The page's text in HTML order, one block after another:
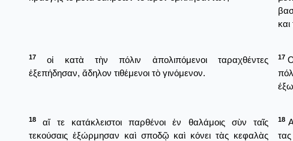
17
οἱ κατὰ τὴν πόλιν ἀπολιπόμενοι ταραχθέντες
ἐξεπήδησαν, ἄδηλον τιθέμενοι τὸ γινόμενον.
17
18
αἵ τε κατάκλειστοι παρθένοι ἐν θαλάμοις σὺν ταῖς
τεκούσαις ἐξώρμησαν καὶ σποδῷ καὶ κόνει τὰς κεφαλὰς
18